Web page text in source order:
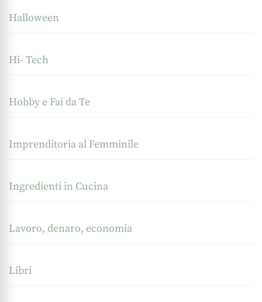
Halloween
Hi- Tech
Hobby e Fai da Te
Imprenditoria al Femminile
Ingredienti in Cucina
Lavoro, denaro, economia
Libri